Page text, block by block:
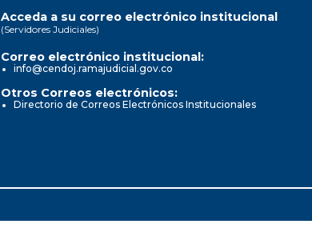
Acceda a su correo electrónico institucional
(Servidores Judiciales)
Correo electrónico institucional:
info@cendoj.ramajudicial.gov.co
Otros Correos electrónicos:
Directorio de Correos Electrónicos Institucionales